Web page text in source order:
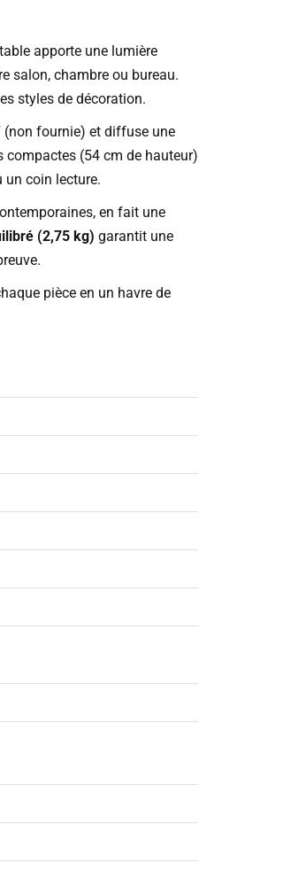
apporte une lumière
salon, chambre ou bureau.
styles de décoration.
(non fournie) et diffuse une
compactes (54 cm de hauteur)
un coin lecture.
en fait une
(2,75 kg) garantit une
pièce en un havre de